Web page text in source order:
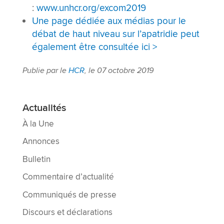
: www.unhcr.org/excom2019
Une page dédiée aux médias pour le
débat de haut niveau sur l’apatridie peut
également être consultée ici >
Publie par le HCR, le 07 octobre 2019
Actualités
À la Une
Annonces
Bulletin
Commentaire d’actualité
Communiqués de presse
Discours et déclarations